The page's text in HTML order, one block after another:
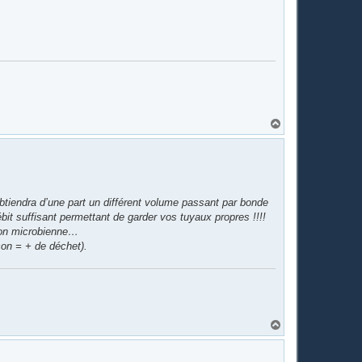
a
d’une part un différent volume passant par bonde
suffisant permettant de garder vos tuyaux propres !!!!
microbienne…
= + de déchet).
a